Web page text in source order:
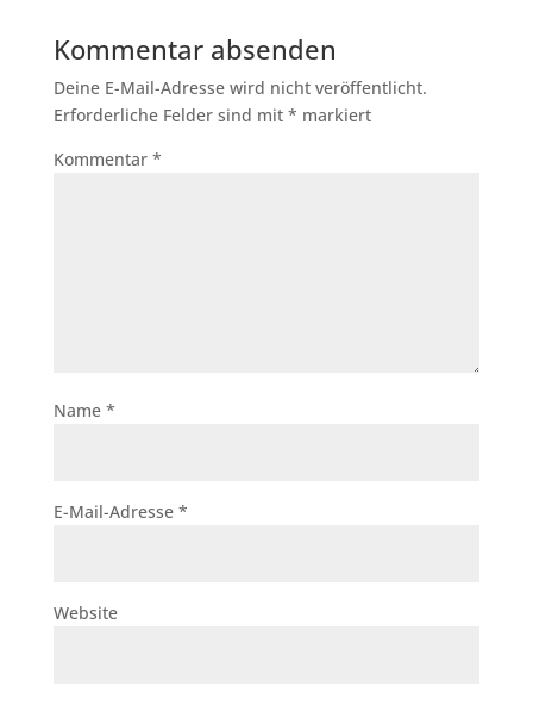
Kommentar absenden
Deine E-Mail-Adresse wird nicht veröffentlicht.
Erforderliche Felder sind mit * markiert
Kommentar *
Name *
E-Mail-Adresse *
Website